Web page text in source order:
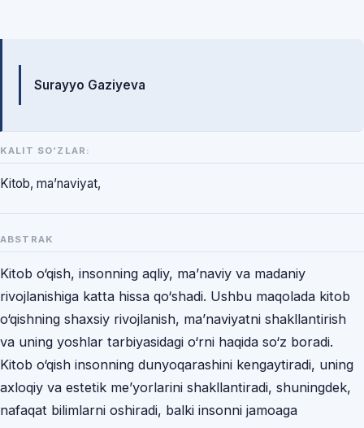
Mualliflar
Surayyo Gaziyeva
KALIT SO‘ZLAR:
Kitob, ma’naviyat,
ABSTRAK
Kitob o‘qish, insonning aqliy, ma’naviy va madaniy
rivojlanishiga katta hissa qo‘shadi. Ushbu maqolada kitob
o‘qishning shaxsiy rivojlanish, ma’naviyatni shakllantirish
va uning yoshlar tarbiyasidagi o‘rni haqida so‘z boradi.
Kitob o‘qish insonning dunyoqarashini kengaytiradi, uning
axloqiy va estetik me’yorlarini shakllantiradi, shuningdek,
nafaqat bilimlarni oshiradi, balki insonni jamoaga